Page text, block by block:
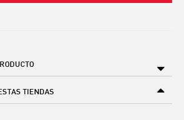
TIENDAS